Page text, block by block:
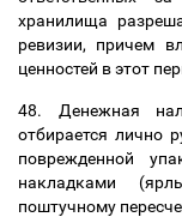
хранилища
ревизии, причем
ценностей в этот
48. Денежная
отбирается лично
поврежденной
накладками
поштучному